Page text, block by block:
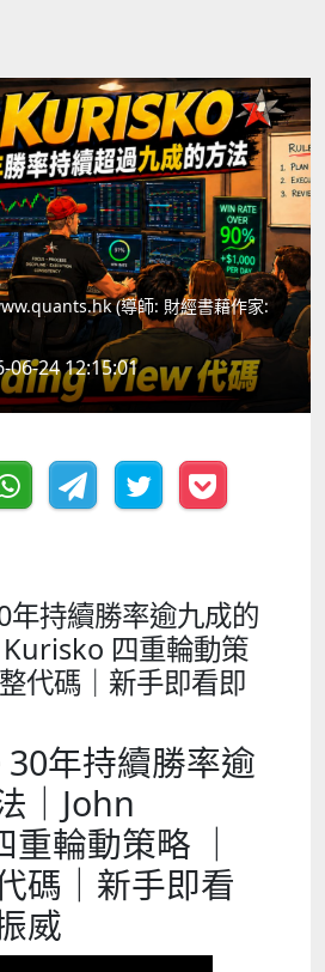
(導師: 財經書藉作家:
06-24 12:15:01
持續勝率逾九成的
四重輪動策
代碼｜新手即看即
年持續勝率逾
｜John
輪動策略 ｜
碼｜新手即看
威